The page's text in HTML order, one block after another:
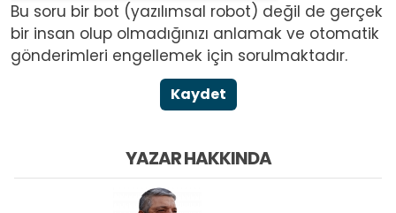
Bu soru bir bot (yazılımsal robot) değil de gerçek
bir insan olup olmadığınızı anlamak ve otomatik
gönderimleri engellemek için sorulmaktadır.
Kaydet
YAZAR HAKKINDA